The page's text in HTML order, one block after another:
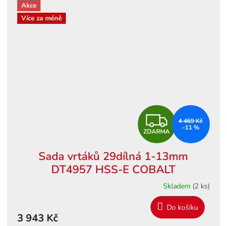
Akce
Více za méně
Z
D
A
R
M
ZDARMA
4 469 Kč
–11 %
Sada vrtáků 29dílná 1-13mm
DT4957 HSS-E COBALT
Skladem (2 ks)
3 943 Kč
Do košíku